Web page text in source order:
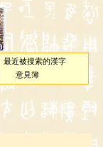
最近被搜索的漢字
意見簿